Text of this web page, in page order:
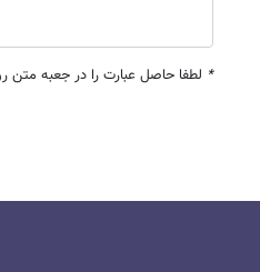
* لطفا حاصل عبارت را در جعبه متن